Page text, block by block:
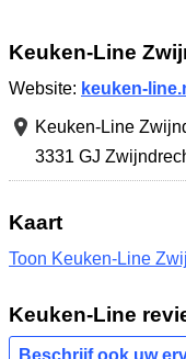
Keuken-Line
Website: keuken-
Keuken-Line
3331 GJ
Kaart
Toon Keuken-Line
Keuken-Line
Beschrijf ook uw